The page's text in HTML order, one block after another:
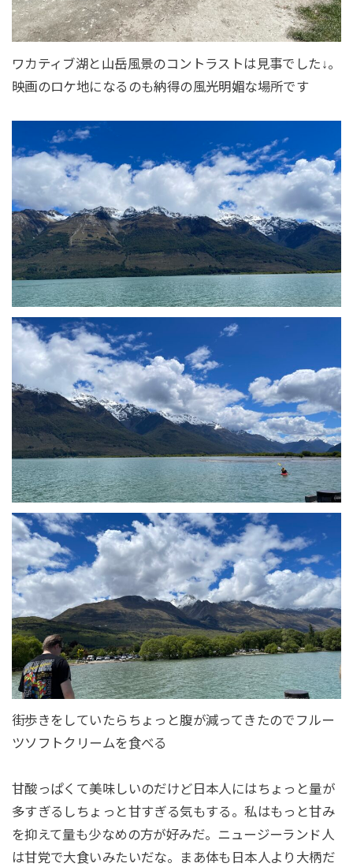
ワカティブ湖と山岳風景のコントラストは見事でした↓。
映画のロケ地になるのも納得の風光明媚な場所です
街歩きをしていたらちょっと腹が減ってきたのでフルー
ツソフトクリームを食べる
甘酸っぱくて美味しいのだけど日本人にはちょっと量が
多すぎるしちょっと甘すぎる気もする。私はもっと甘み
を抑えて量も少なめの方が好みだ。ニュージーランド人
は甘党で大食いみたいだな。まあ体も日本人より大柄だ